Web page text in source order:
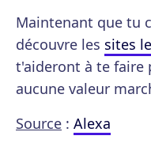
Maintenant que tu
découvre les sites
t'aideront à te faire
aucune valeur
Source : Alexa